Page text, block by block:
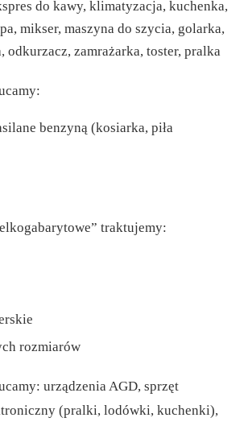
do kawy, klimatyzacja, kuchenka,
mikser, maszyna do szycia, golarka,
odkurzacz, zamrażarka, toster, pralka
benzyną (kosiarka, piła
traktujemy:
rozmiarów
urządzenia AGD, sprzęt
(pralki, lodówki, kuchenki),